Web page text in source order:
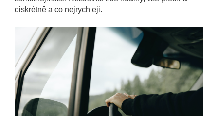
diskrétně a co nejrychleji.